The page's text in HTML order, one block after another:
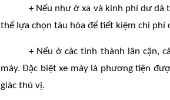
+ Nếu như ở xa và kinh phí dư dả
thể lựa chọn tàu hỏa để tiết kiệm chi phí
+ Nếu ở các tỉnh thành lân cận,
máy. Đặc biệt xe máy là phương tiện
giác thú vị.